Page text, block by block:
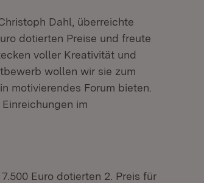
Dahl, überreichte
dotierten Preise und freute
voller Kreativität und
wollen wir sie zum
motivierendes Forum bieten.
im
Euro dotierten 2. Preis für